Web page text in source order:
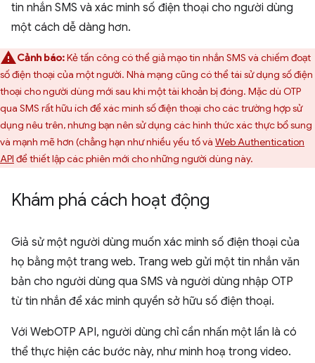
tin nhắn SMS và xác minh số điện thoại cho người dùng
một cách dễ dàng hơn.
Cảnh báo:Kẻ tấn công có thể giả mạo tin nhắn SMS và chiếm đoạt
số điện thoại của một người. Nhà mạng cũng có thể tái sử dụng số điện
thoại cho người dùng mới sau khi một tài khoản bị đóng. Mặc dù OTP
qua SMS rất hữu ích để xác minh số điện thoại cho các trường hợp sử
dụng nêu trên, nhưng bạn nên sử dụng các hình thức xác thực bổ sung
và mạnh mẽ hơn (chẳng hạn như nhiều yếu tố và Web Authentication
API để thiết lập các phiên mới cho những người dùng này.
Khám phá cách hoạt động
Giả sử một người dùng muốn xác minh số điện thoại của
họ bằng một trang web. Trang web gửi một tin nhắn văn
bản cho người dùng qua SMS và người dùng nhập OTP
từ tin nhắn để xác minh quyền sở hữu số điện thoại.
Với WebOTP API, người dùng chỉ cần nhấn một lần là có
thể thực hiện các bước này, như minh hoạ trong video.